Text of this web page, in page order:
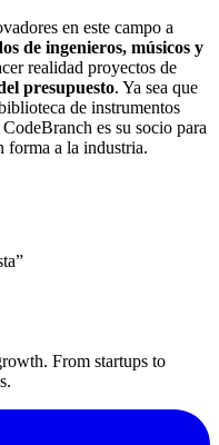
en este campo a
de ingenieros, músicos y
realidad proyectos de
presupuesto. Ya sea que
de instrumentos
es su socio para
forma a la industria.
From startups to